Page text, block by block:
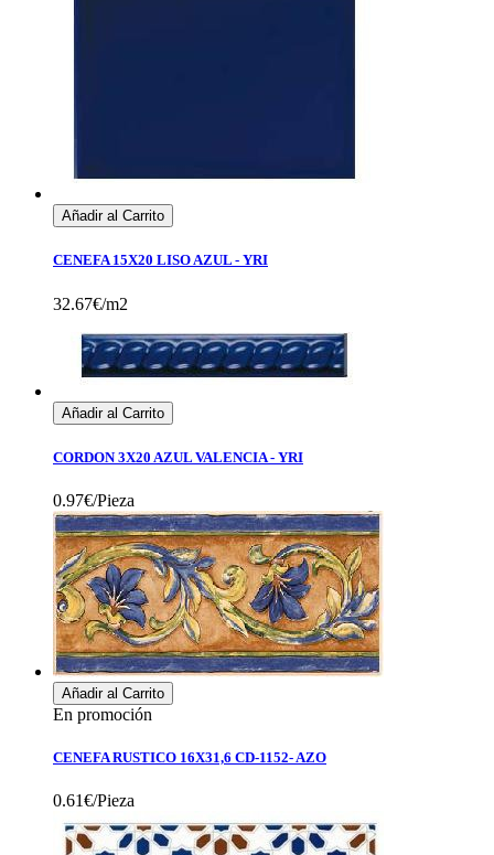
Añadir al Carrito
CENEFA 15X20 LISO AZUL - YRI
32.67€/m2
Añadir al Carrito
CORDON 3X20 AZUL VALENCIA - YRI
0.97€/Pieza
Añadir al Carrito
En promoción
CENEFA RUSTICO 16X31,6 CD-1152- AZO
0.61€/Pieza